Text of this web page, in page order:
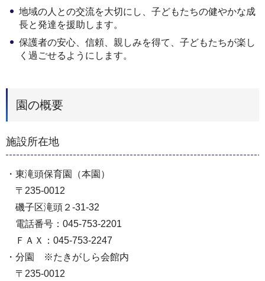
地域の人との交流を大切にし、子どもたちの健やかな成
長と発達を援助します。
保護者の安心、信頼、親しみを得て、子どもたちが楽し
く過ごせるようにします。
園の概要
施設所在地
・東滝頭保育園（本園）
〒235-0012
磯子区滝頭２-31-32
電話番号：045-753-2201
ＦＡＸ：045-753-2247
・分園 ※たきがしら会館内
〒235-0012